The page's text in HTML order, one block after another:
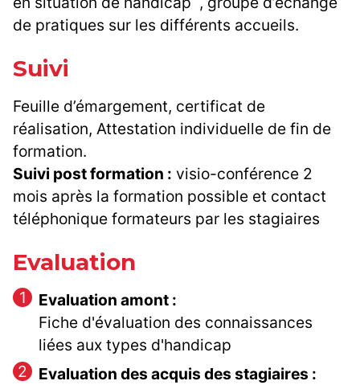
de pratiques sur les différents accueils.
Suivi
Feuille d’émargement, certificat de
réalisation, Attestation individuelle de fin de
formation.
Suivi post formation : visio-conférence 2
mois après la formation possible et contact
téléphonique formateurs par les stagiaires
Evaluation
Evaluation amont :
Fiche d'évaluation des connaissances
liées aux types d'handicap
Evaluation des acquis des stagiaires :